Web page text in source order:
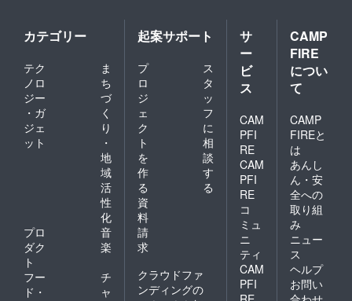
になり
ます。
◎セッ
トトー
トバッ
グは5月
GW明け
しま
す！
カテゴリー
テク
ノロ
ジー
・ガ
ジェ
ット
ま
ち
づ
く
り
・
地
域
活
性
化
プロ
ダク
ト
音
楽
フー
ド・
チ
ャ
起案サポート
プ
ロ
ジ
ェ
ク
ト
を
作
る
ス
タ
ッ
フ
に
相
談
す
る
資
料
請
求
クラウドファ
ンディングの
サ
ー
ビ
ス
CAM
PFI
RE
CAM
PFI
RE
コ
ミュ
ニ
ティ
CAM
PFI
CAMP
FIRE
につい
て
CAMP
FIREと
は
あんし
ん・安
全への
取り組
み
ニュー
ス
ヘルプ
お問い